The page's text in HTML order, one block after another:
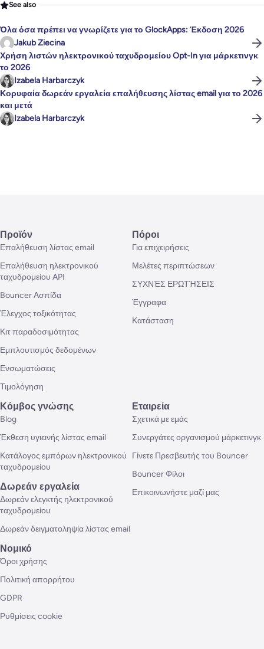
See also
Όλα όσα πρέπει να γνωρίζετε για το GlockApps: Έκδοση 2026
Jakub Ziecina
Χρήση λιστών ηλεκτρονικού ταχυδρομείου Opt-In για μάρκετινγκ
το 2026
Izabela Harbarczyk
Κορυφαία δωρεάν εργαλεία επαλήθευσης λίστας email για το 2026
και μετά
Izabela Harbarczyk
Προϊόν
Επαλήθευση λίστας email
Επαλήθευση ηλεκτρονικού
ταχυδρομείου API
Bouncer Ασπίδα
Έλεγχος τοξικότητας
Κιτ παραδοσιμότητας
Εμπλουτισμός δεδομένων
Ενσωματώσεις
Τιμολόγηση
Πόροι
Για επιχειρήσεις
Μελέτες περιπτώσεων
ΣΥΧΝΈΣ ΕΡΩΤΉΣΕΙΣ
Έγγραφα
Κατάσταση
Κόμβος γνώσης
Blog
Έκθεση υγιεινής λίστας email
Κατάλογος εμπόρων ηλεκτρονικού
ταχυδρομείου
Δωρεάν εργαλεία
Δωρεάν ελεγκτής ηλεκτρονικού
ταχυδρομείου
Δωρεάν δειγματοληψία λίστας email
Εταιρεία
Σχετικά με εμάς
Συνεργάτες οργανισμού μάρκετινγκ
Γίνετε Πρεσβευτής του Bouncer
Bouncer Φίλοι
Επικοινωνήστε μαζί μας
Νομικό
Όροι χρήσης
Πολιτική απορρήτου
GDPR
Ρυθμίσεις cookie